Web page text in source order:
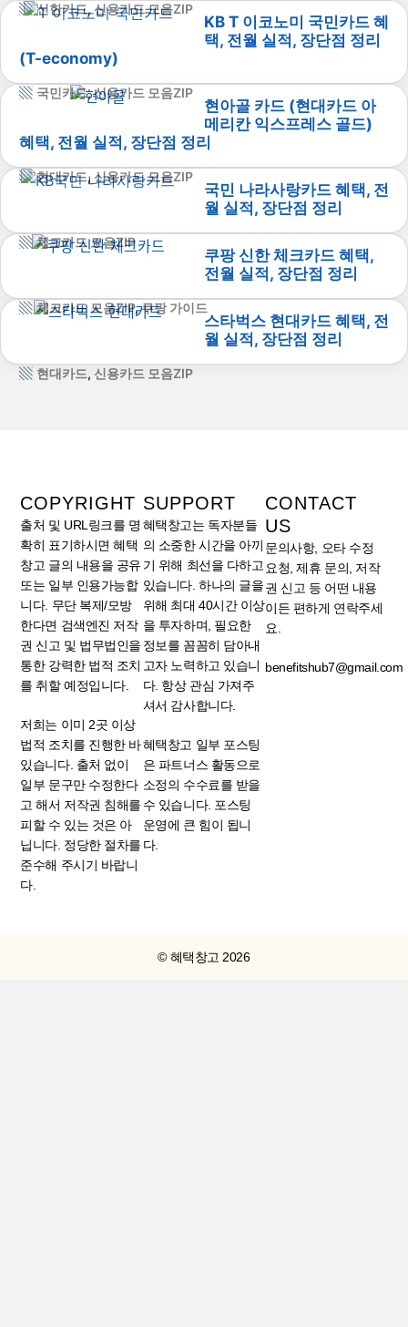
신한카드, 신용카드 모음ZIP
KB T 이코노미 국민카드 혜
택, 전월 실적, 장단점 정리
(T-economy)
국민카드,신용카드 모음ZIP
현아골 카드 (현대카드 아
메리칸 익스프레스 골드)
혜택, 전월 실적, 장단점 정리
현대카드, 신용카드 모음ZIP
국민 나라사랑카드 혜택, 전
월 실적, 장단점 정리
체크카드 모음ZIP
쿠팡 신한 체크카드 혜택,
전월 실적, 장단점 정리
체크카드 모음ZIP,쿠팡 가이드
스타벅스 현대카드 혜택, 전
월 실적, 장단점 정리
현대카드, 신용카드 모음ZIP
COPYRIGHT
출처 및 URL링크를 명
확히 표기하시면 혜택
창고 글의 내용을 공유
또는 일부 인용가능합
니다. 무단 복제/모방
한다면 검색엔진 저작
권 신고 및 법무법인을
통한 강력한 법적 조치
를 취할 예정입니다.
저희는 이미 2곳 이상
법적 조치를 진행한 바
있습니다. 출처 없이
일부 문구만 수정한다
고 해서 저작권 침해를
피할 수 있는 것은 아
닙니다. 정당한 절차를
준수해 주시기 바랍니
다.
SUPPORT
혜택창고는 독자분들
의 소중한 시간을 아끼
기 위해 최선을 다하고
있습니다. 하나의 글을
위해 최대 40시간 이상
을 투자하며, 필요한
정보를 꼼꼼히 담아내
고자 노력하고 있습니
다. 항상 관심 가져주
셔서 감사합니다.
혜택창고 일부 포스팅
은 파트너스 활동으로
소정의 수수료를 받을
수 있습니다. 포스팅
운영에 큰 힘이 됩니
다.
CONTACT
US
문의사항, 오타 수정
요청, 제휴 문의, 저작
권 신고 등 어떤 내용
이든 편하게 연락주세
요.
benefitshub7@gmail.com
© 혜택창고 2026